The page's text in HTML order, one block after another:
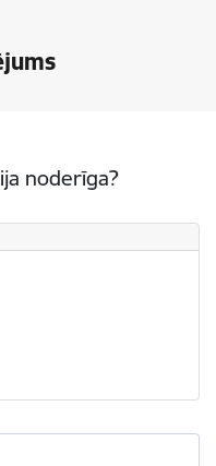
noderīga?